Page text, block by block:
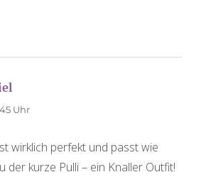
Uhr
wirklich perfekt und passt wie
der kurze Pulli – ein Knaller Outfit!